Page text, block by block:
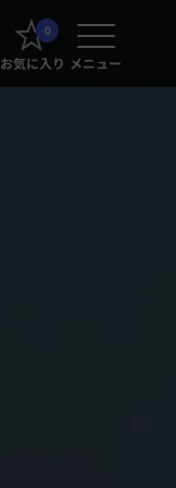
0
お気に入り メニュー